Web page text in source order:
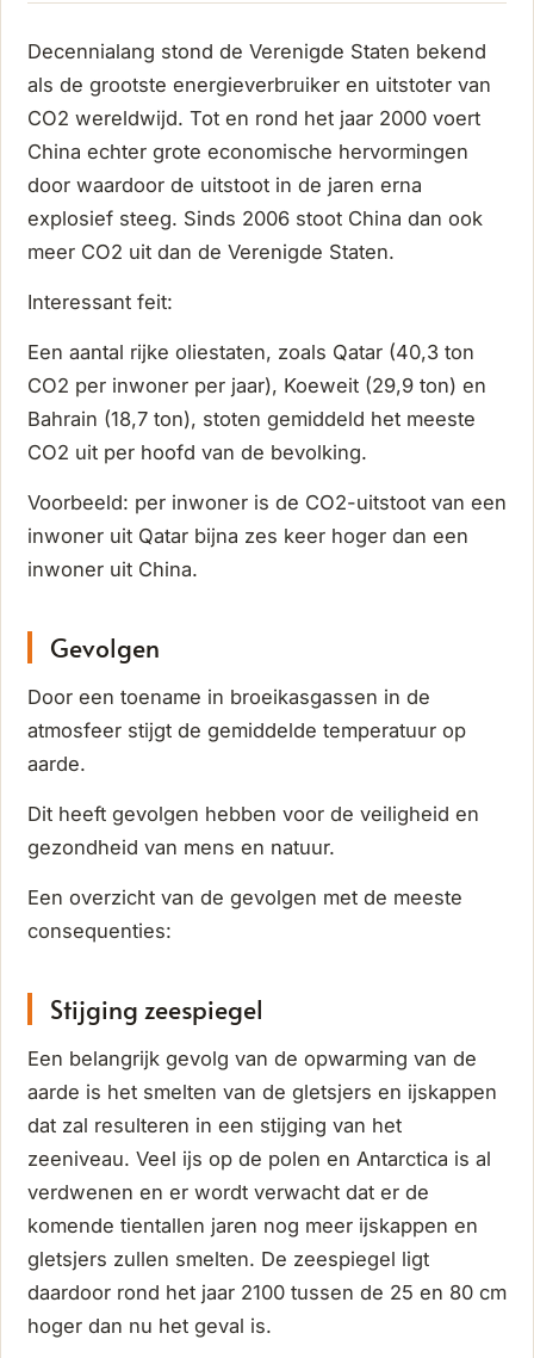
Decennialang stond de Verenigde Staten bekend
als de grootste energieverbruiker en uitstoter van
CO2 wereldwijd. Tot en rond het jaar 2000 voert
China echter grote economische hervormingen
door waardoor de uitstoot in de jaren erna
explosief steeg. Sinds 2006 stoot China dan ook
meer CO2 uit dan de Verenigde Staten.
Interessant feit:
Een aantal rijke oliestaten, zoals Qatar (40,3 ton
CO2 per inwoner per jaar), Koeweit (29,9 ton) en
Bahrain (18,7 ton), stoten gemiddeld het meeste
CO2 uit per hoofd van de bevolking.
Voorbeeld: per inwoner is de CO2-uitstoot van een
inwoner uit Qatar bijna zes keer hoger dan een
inwoner uit China.
Gevolgen
Door een toename in broeikasgassen in de
atmosfeer stijgt de gemiddelde temperatuur op
aarde.
Dit heeft gevolgen hebben voor de veiligheid en
gezondheid van mens en natuur.
Een overzicht van de gevolgen met de meeste
consequenties:
Stijging zeespiegel
Een belangrijk gevolg van de opwarming van de
aarde is het smelten van de gletsjers en ijskappen
dat zal resulteren in een stijging van het
zeeniveau. Veel ijs op de polen en Antarctica is al
verdwenen en er wordt verwacht dat er de
komende tientallen jaren nog meer ijskappen en
gletsjers zullen smelten. De zeespiegel ligt
daardoor rond het jaar 2100 tussen de 25 en 80 cm
hoger dan nu het geval is.